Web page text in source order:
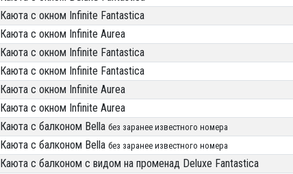
Каюта с окном Infinite Fantastica
Каюта с окном Infinite Aurea
Каюта с окном Infinite Fantastica
Каюта с окном Infinite Fantastica
Каюта с окном Infinite Aurea
Каюта с окном Infinite Aurea
Каюта с балконом Bella без заранее известного номера
Каюта с балконом Bella без заранее известного номера
Каюта с балконом с видом на променад Deluxe Fantastica